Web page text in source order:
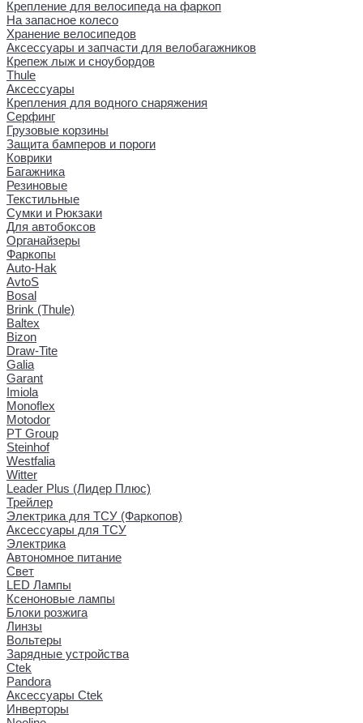
Крепление для велосипеда на фаркоп
На запасное колесо
Хранение велосипедов
Аксессуары и запчасти для велобагажников
Крепеж лыж и сноубордов
Thule
Аксессуары
Крепления для водного снаряжения
Серфинг
Грузовые корзины
Защита бамперов и пороги
Коврики
Багажника
Резиновые
Текстильные
Сумки и Рюкзаки
Для автобоксов
Органайзеры
Фаркопы
Auto-Hak
AvtoS
Bosal
Brink (Thule)
Baltex
Bizon
Draw-Tite
Galia
Garant
Imiola
Monoflex
Motodor
PT Group
Steinhof
Westfalia
Witter
Leader Plus (Лидер Плюс)
Трейлер
Электрика для ТСУ (Фаркопов)
Аксессуары для ТСУ
Электрика
Автономное питание
Свет
LED Лампы
Ксеноновые лампы
Блоки розжига
Линзы
Вольтеры
Зарядные устройства
Ctek
Pandora
Аксессуары Ctek
Инверторы